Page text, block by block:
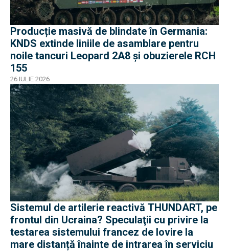
Producție masivă de blindate în Germania:
KNDS extinde liniile de asamblare pentru
noile tancuri Leopard 2A8 și obuzierele RCH
155
26 IULIE 2026
Sistemul de artilerie reactivă THUNDART, pe
frontul din Ucraina? Speculaţii cu privire la
testarea sistemului francez de lovire la
mare distanță înainte de intrarea în serviciu